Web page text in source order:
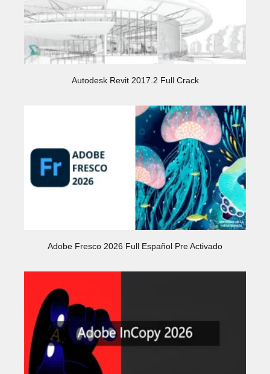
Autodesk Revit 2017.2 Full Crack
Adobe Fresco 2026 Full Español Pre Activado